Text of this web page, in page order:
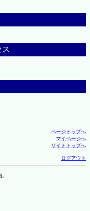
ページトップへ
マイページへ
サイトトップへ
ログアウト